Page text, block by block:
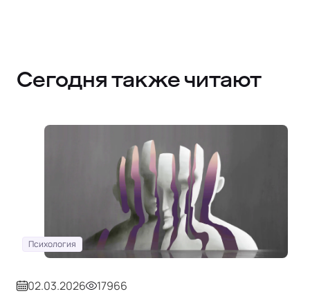
Сегодня также читают
Психология
02.03.2026 17966